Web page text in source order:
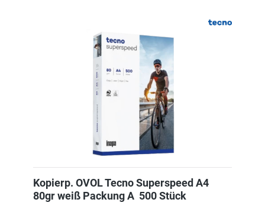
Kopierp. OVOL Tecno Superspeed A4
80gr weiß Packung A 500 Stück